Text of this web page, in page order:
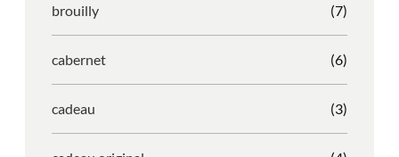
brouilly (7)
cabernet (6)
cadeau (3)